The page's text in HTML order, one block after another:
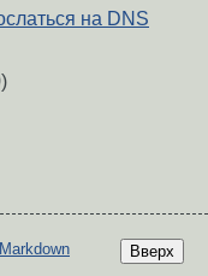
на DNS
Вверх